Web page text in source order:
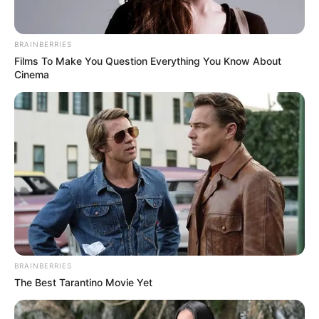
SegúnFélix Salgado, director de Gestión del Riesgo de
Ibagué, se realizó un exhaustivo trabajo a lo largo de la
cuenca del Combeima para evaluar el estado del terreno y
BRAINBERRIES
Films To Make You Question Everything You Know About
Cinema
BRAINBERRIES
The Best Tarantino Movie Yet